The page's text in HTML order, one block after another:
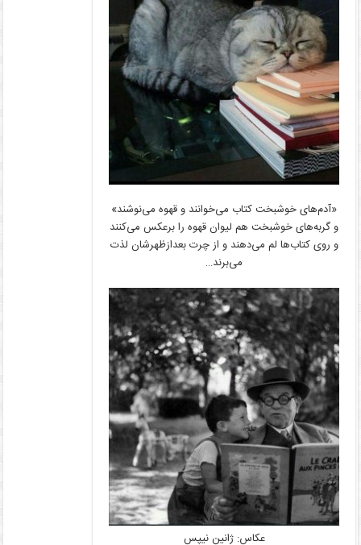
«آدم‌های خوشبخت کتاب می‌خوانند و قهوه می‌نوشند»
و گربه‌های خوشبخت هم لیوان قهوه را برعکس می‌کنند
و روی کتاب‌ها لم می‌دهند و از چرت بعدازظهرشان لذت
می‌برند…
عکاس: ژانین نیپس